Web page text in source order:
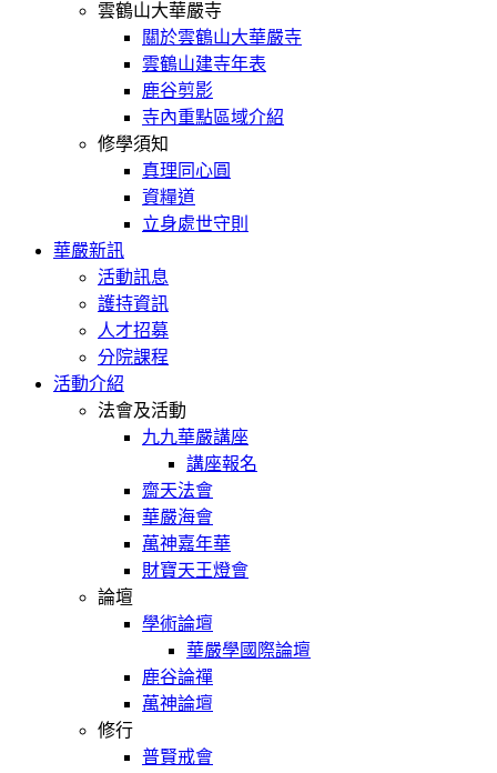
雲鶴山大華嚴寺
關於雲鶴山大華嚴寺
雲鶴山建寺年表
鹿谷剪影
寺內重點區域介紹
修學須知
真理同心圓
資糧道
立身處世守則
華嚴新訊
活動訊息
護持資訊
人才招募
分院課程
活動介紹
法會及活動
九九華嚴講座
講座報名
齋天法會
華嚴海會
萬神嘉年華
財寶天王燈會
論壇
學術論壇
華嚴學國際論壇
鹿谷論禪
萬神論壇
修行
普賢戒會